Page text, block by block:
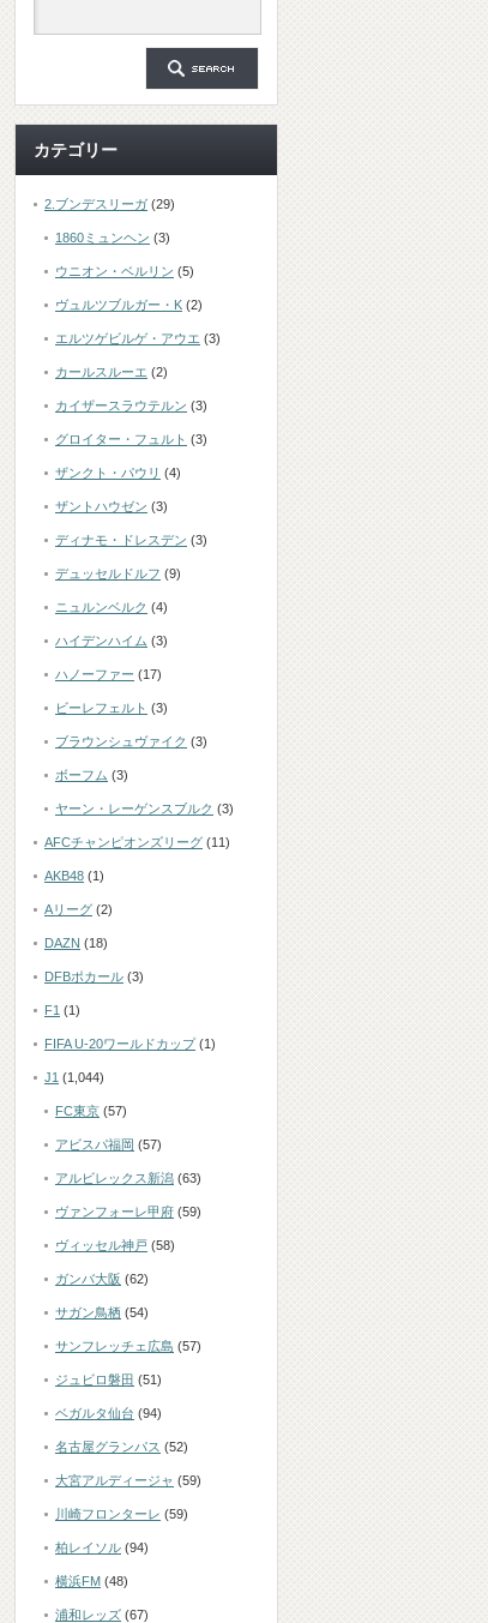
カテゴリー
2.ブンデスリーガ (29)
1860ミュンヘン (3)
ウニオン・ベルリン (5)
ヴュルツブルガー・K (2)
エルツゲビルゲ・アウエ (3)
カールスルーエ (2)
カイザースラウテルン (3)
グロイター・フュルト (3)
ザンクト・パウリ (4)
ザントハウゼン (3)
ディナモ・ドレスデン (3)
デュッセルドルフ (9)
ニュルンベルク (4)
ハイデンハイム (3)
ハノーファー (17)
ビーレフェルト (3)
ブラウンシュヴァイク (3)
ボーフム (3)
ヤーン・レーゲンスブルク (3)
AFCチャンピオンズリーグ (11)
AKB48 (1)
Aリーグ (2)
DAZN (18)
DFBポカール (3)
F1 (1)
FIFA U-20ワールドカップ(1)
J1 (1,044)
FC東京 (57)
アビスパ福岡 (57)
アルビレックス新潟 (63)
ヴァンフォーレ甲府 (59)
ヴィッセル神戸 (58)
ガンバ大阪 (62)
サガン鳥栖 (54)
サンフレッチェ広島 (57)
ジュビロ磐田 (51)
ベガルタ仙台 (94)
名古屋グランパス (52)
大宮アルディージャ (59)
川崎フロンターレ (59)
柏レイソル (94)
横浜FM (48)
浦和レッズ (67)